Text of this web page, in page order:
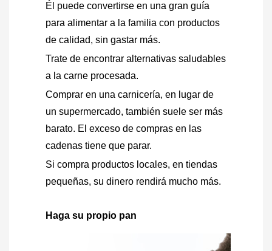
Él puede convertirse en una gran guía
para alimentar a la familia con productos
de calidad, sin gastar más.
Trate de encontrar alternativas saludables
a la carne procesada.
Comprar en una carnicería, en lugar de
un supermercado, también suele ser más
barato. El exceso de compras en las
cadenas tiene que parar.
Si compra productos locales, en tiendas
pequeñas, su dinero rendirá mucho más.
Haga su propio pan